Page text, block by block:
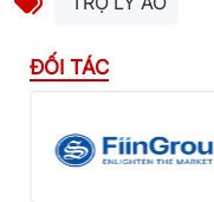
ĐỐI TÁC